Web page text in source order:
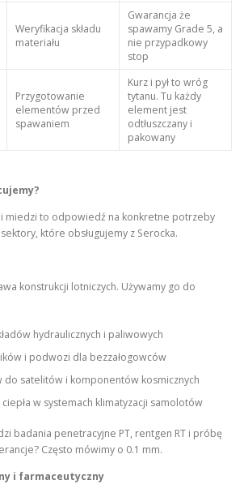
Weryfikacja składu
materiału
Gwarancja że
spawamy Grade 5, a
nie przypadkowy
stop
Przygotowanie
elementów przed
spawaniem
Kurz i pył to wróg
tytanu. Tu każdy
element jest
odtłuszczany i
pakowany
i miedzi to odpowiedź na konkretne potrzeby
które obsługujemy z Serocka.
konstrukcji lotniczych. Używamy go do
hydraulicznych i paliwowych
i podwozi dla bezzałogowców
do satelitów i komponentów kosmicznych
w systemach klimatyzacji samolotów
badania penetracyjne PT, rentgen RT i próbę
Często mówimy o 0.1 mm.
i farmaceutyczny